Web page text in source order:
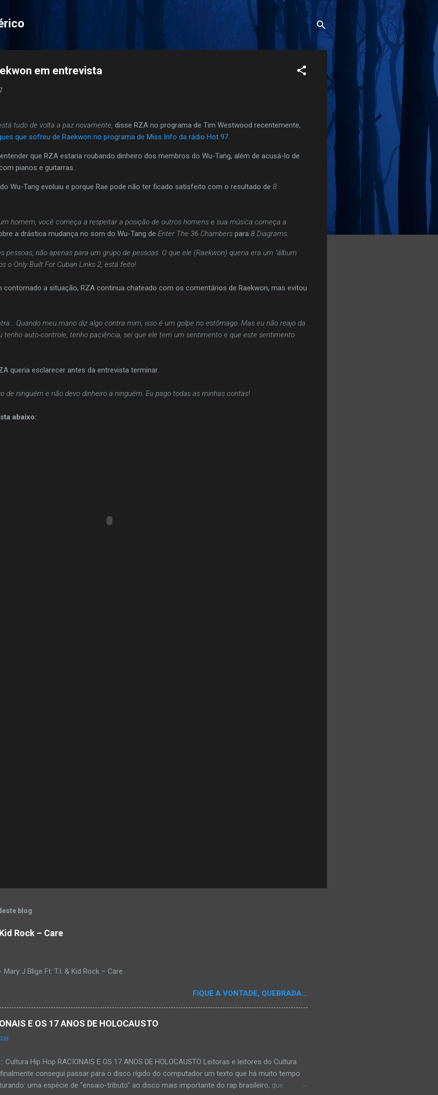
em entrevista
tudo de volta a paz novamente, disse RZA no programa de Tim Westwood recentemente,
que sofreu de Raekwon no programa de Miss Info da rádio Hot 97
que RZA estaria roubando dinheiro dos membros do Wu-Tang, além de acusá-lo de
pianos e guitarras.
Wu-Tang evoluiu e porque Rae pode não ter ficado satisfeito com o resultado de 8
homem, você começa a respeitar a posição de outros homens e sua música começa a
a drástica mudança no som do Wu-Tang de Enter The 36 Chambers para 8 Diagrams
pessoas, não apenas para um grupo de pessoas. O que ele (Raekwon) queria era um "álbum
o Only Built For Cuban Links 2, está feito!
contornado a situação, RZA continua chateado com os comentários de Raekwon, mas evitou
Quando meu mano diz algo contra mim, isso é um golpe no estômago. Mas eu não reajo da
tenho auto-controle, tenho paciência, sei que ele tem um sentimento e que este sentimento
queria esclarecer antes da entrevista terminar.
de ninguém e não devo dinheiro a ninguém. Eu pago todas as minhas contas!
abaixo:
blog
Rock – Care
Mary J Blige Ft. T.I. & Kid Rock – Care
FIQUE A VONTADE, QUEBRADA...
E OS 17 ANOS DE HOLOCAUSTO
Cultura Hip Hop RACIONAIS E OS 17 ANOS DE HOLOCAUSTO Leitoras e leitores do Cultura
consegui passar para o disco rígido do computador um texto que há muito tempo
uma espécie de "ensaio-tributo" ao disco mais importante do rap brasileiro, que